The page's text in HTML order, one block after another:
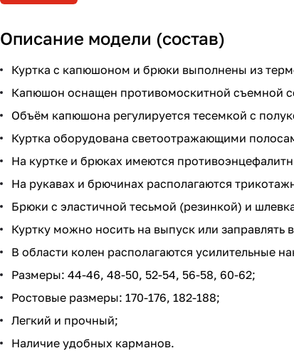
Описание модели (состав)
Куртка с капюшоном и брюки выполнены из
Капюшон оснащен противомоскитной съемной
Объём капюшона регулируется тесемкой с
Куртка оборудована светоотражающими
На куртке и брюках имеются
На рукавах и брючинах располагаются
Брюки с эластичной тесьмой (резинкой) и
Куртку можно носить на выпуск или заправлять
В области колен располагаются усилительные
Размеры: 44-46, 48-50, 52-54, 56-58, 60-62;
Ростовые размеры: 170-176, 182-188;
Легкий и прочный;
Наличие удобных карманов.